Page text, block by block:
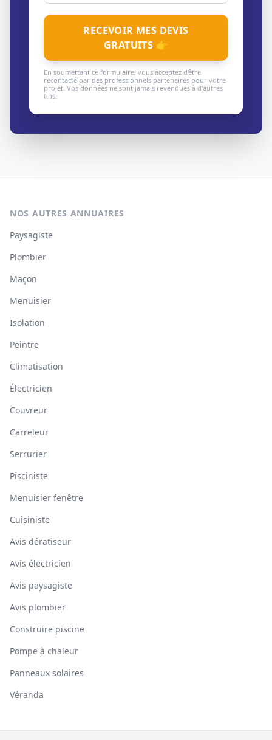
RECEVOIR MES DEVIS
GRATUITS 👉
En soumettant ce formulaire, vous acceptez d'être
recontacté par des professionnels partenaires pour votre
projet. Vos données ne sont jamais revendues à d'autres
fins.
NOS AUTRES ANNUAIRES
Paysagiste
Plombier
Maçon
Menuisier
Isolation
Peintre
Climatisation
Électricien
Couvreur
Carreleur
Serrurier
Pisciniste
Menuisier fenêtre
Cuisiniste
Avis dératiseur
Avis électricien
Avis paysagiste
Avis plombier
Construire piscine
Pompe à chaleur
Panneaux solaires
Véranda